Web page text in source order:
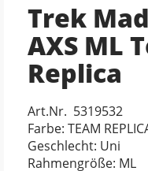
Trek
AXS ML
Replica
Art.Nr. 5319532
Farbe: TEAM
Geschlecht: Uni
Rahmengröße: ML